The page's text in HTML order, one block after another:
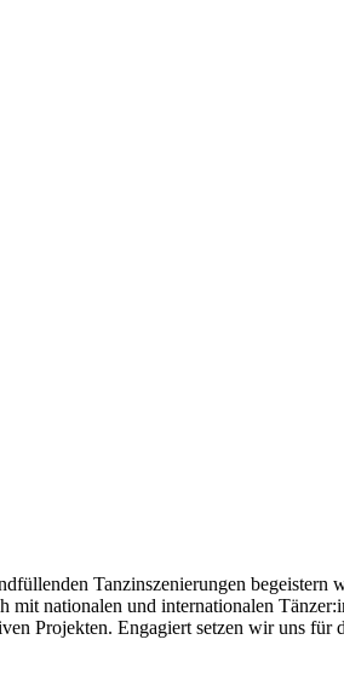
Tanzinszenierungen begeistern
nationalen und internationalen
Projekten. Engagiert setzen wir uns für